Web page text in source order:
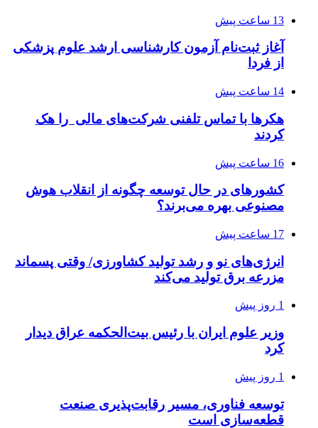
13 ساعت پیش
آغاز ثبت‌نام‌ آزمون کارشناسی ارشد علوم پزشکی
از فردا
14 ساعت پیش
هکرها با تماس تلفنی شرکت‌های مالی را هک
کردند
16 ساعت پیش
کشورهای در حال توسعه چگونه از انقلاب هوش
مصنوعی بهره می‌برند؟
17 ساعت پیش
انرژی‌های نو و رشد تولید کشاورزی/ وقتی پسماند
مزرعه‌ برق تولید می‌کند
1 روز پیش
وزیر علوم ایران با رئیس بیت‌الحکمه عراق دیدار
کرد
1 روز پیش
توسعه فناوری، مسیر رقابت‌پذیری صنعت
قطعه‌سازی است